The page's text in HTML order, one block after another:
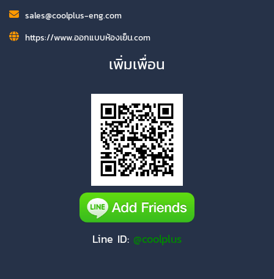
sales@coolplus-eng.com
https://www.ออกแบบห้องเย็น.com
เพิ่มเพื่อน
Line ID: @coolplus